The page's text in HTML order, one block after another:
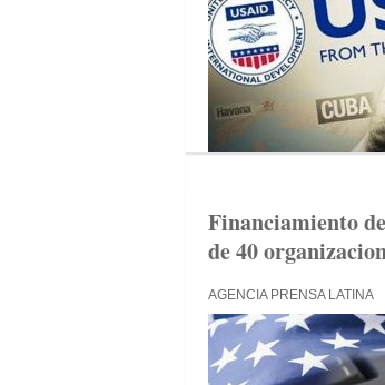
Financiamiento
de 40
AGENCIA PRENSA LATINA